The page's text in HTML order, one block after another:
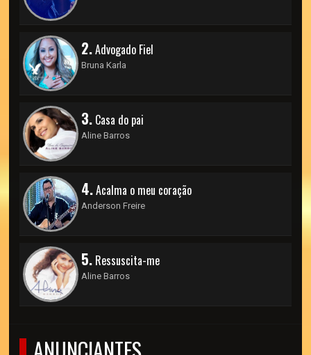
2.Advogado Fiel
Bruna Karla
3. Casa do pai
Aline Barros
4.Acalma o meu coração
Anderson Freire
5. Ressuscita-me
Aline Barros